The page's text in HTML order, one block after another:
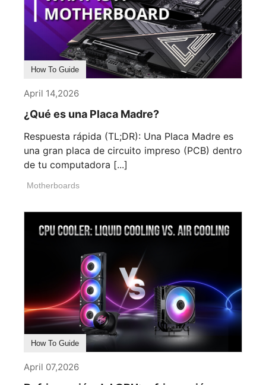
How To Guide
April 14,2026
¿Qué es una Placa Madre?
Respuesta rápida (TL;DR): Una Placa Madre es
una gran placa de circuito impreso (PCB) dentro
de tu computadora [...]
Motherboards
How To Guide
April 07,2026